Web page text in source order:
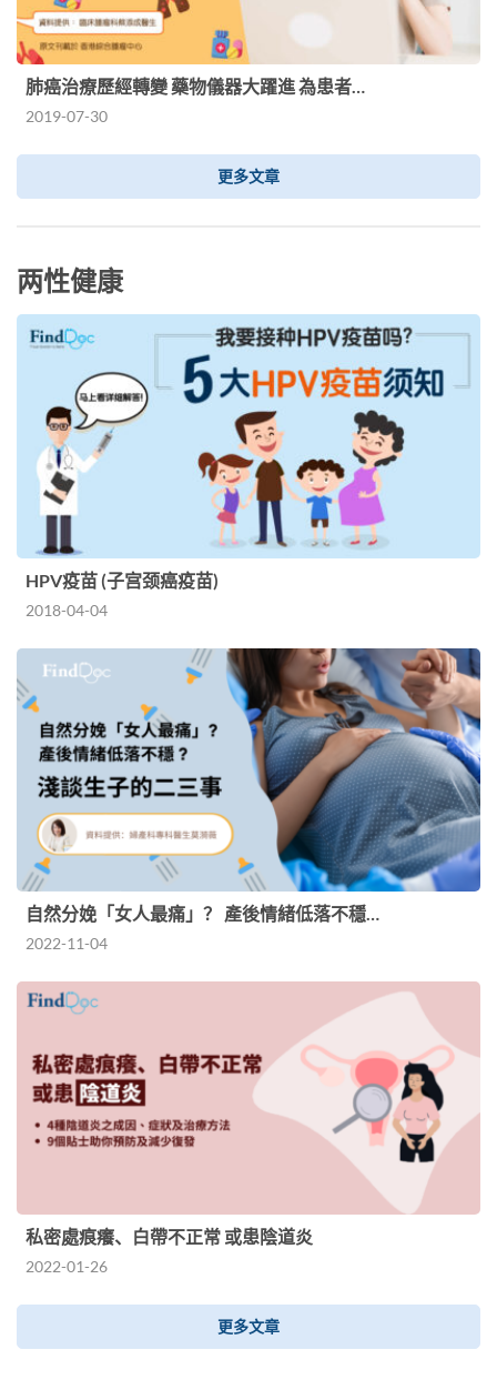
肺癌治療歷經轉變 藥物儀器大躍進 為患者…
2019-07-30
更多文章
两性健康
HPV疫苗 (子宫颈癌疫苗)
2018-04-04
自然分娩「女人最痛」？ 產後情緒低落不穩…
2022-11-04
私密處痕癢、白帶不正常 或患陰道炎
2022-01-26
更多文章